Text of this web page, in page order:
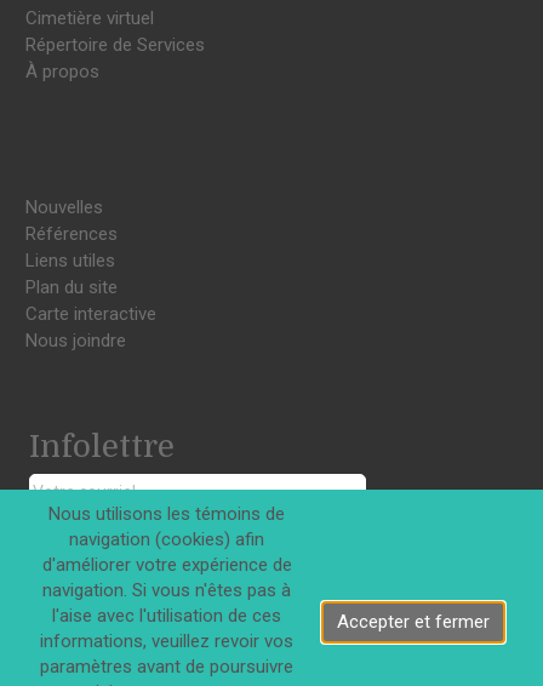
Cimetière virtuel
Répertoire de Services
À propos
Nouvelles
Références
Liens utiles
Plan du site
Carte interactive
Nous joindre
Infolettre
S'INSCRIRE
Tous droits réservés © Innovations DJD Inc. 2026
Nous utilisons les témoins de
navigation (cookies) afin
d'améliorer votre expérience de
navigation. Si vous n'êtes pas à
l'aise avec l'utilisation de ces
informations, veuillez revoir vos
paramètres avant de poursuivre
Accepter et fermer